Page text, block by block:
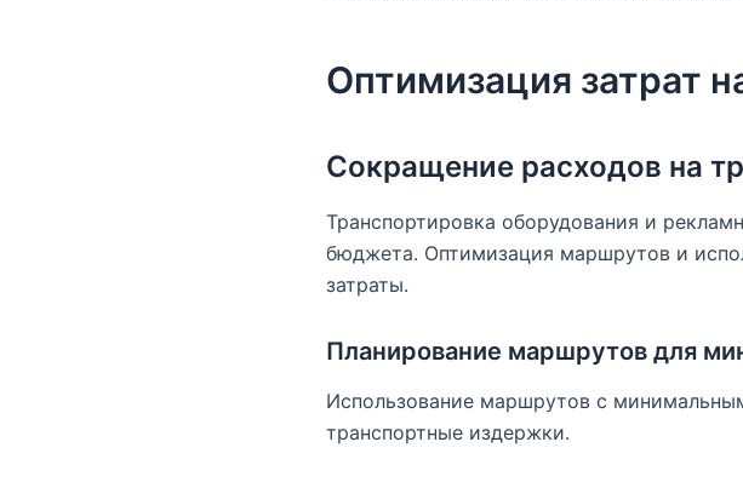
Оптимизация затрат
Сокращение расходов на
Транспортировка оборудования и
бюджета. Оптимизация маршрутов и
затраты.
Планирование маршрутов для
Использование маршрутов с
транспортные издержки.